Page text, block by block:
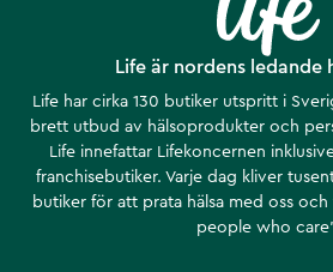
Life är nordens ledande
Life har cirka 130 butiker utspritt i
brett utbud av hälsoprodukter och
Life innefattar Lifekoncernen
franchisebutiker. Varje dag kliver
butiker för att prata hälsa med oss
people who